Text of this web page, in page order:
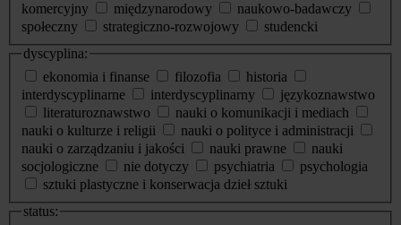
komercyjny
międzynarodowy
naukowo-badawczy
społeczny
strategiczno-rozwojowy
studencki
dyscyplina:
ekonomia i finanse
filozofia
historia
interdyscyplinarne
interdyscyplinarny
językoznawstwo
literaturoznawstwo
nauki o komunikacji i mediach
nauki o kulturze i religii
nauki o polityce i administracji
nauki o zarządzaniu i jakości
nauki prawne
nauki
socjologiczne
nie dotyczy psychiatria
psychologia
sztuki plastyczne i konserwacja dzieł sztuki
status: